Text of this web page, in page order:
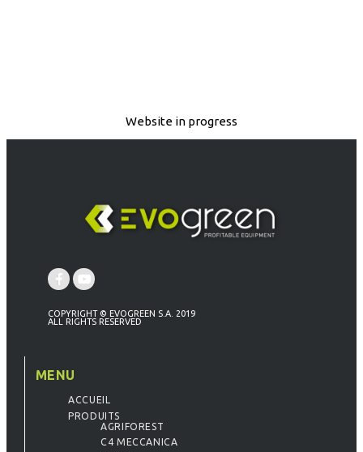
Website in progress
COPYRIGHT © EVOGREEN S.A. 2019
ALL RIGHTS RESERVED
MENU
ACCUEIL
PRODUITS
AGRIFOREST
C4 MECCANICA